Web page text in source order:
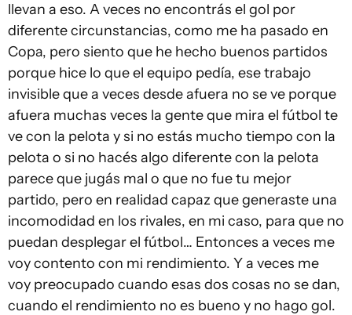
llevan a eso. A veces no encontrás el gol por
diferente circunstancias, como me ha pasado en
Copa, pero siento que he hecho buenos partidos
porque hice lo que el equipo pedía, ese trabajo
invisible que a veces desde afuera no se ve porque
afuera muchas veces la gente que mira el fútbol te
ve con la pelota y si no estás mucho tiempo con la
pelota o si no hacés algo diferente con la pelota
parece que jugás mal o que no fue tu mejor
partido, pero en realidad capaz que generaste una
incomodidad en los rivales, en mi caso, para que no
puedan desplegar el fútbol… Entonces a veces me
voy contento con mi rendimiento. Y a veces me
voy preocupado cuando esas dos cosas no se dan,
cuando el rendimiento no es bueno y no hago gol.